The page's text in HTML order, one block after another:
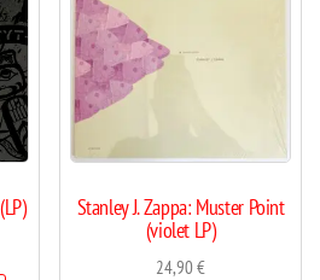
Stanley J. Zappa: Muster Point
(violet LP)
24,90€